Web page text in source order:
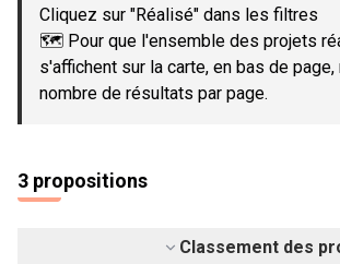
Cliquez sur "Réalisé" dans les filtres
🗺️ Pour que l'ensemble des projets
s'affichent sur la carte, en bas de
nombre de résultats par page.
3 propositions
Classement des